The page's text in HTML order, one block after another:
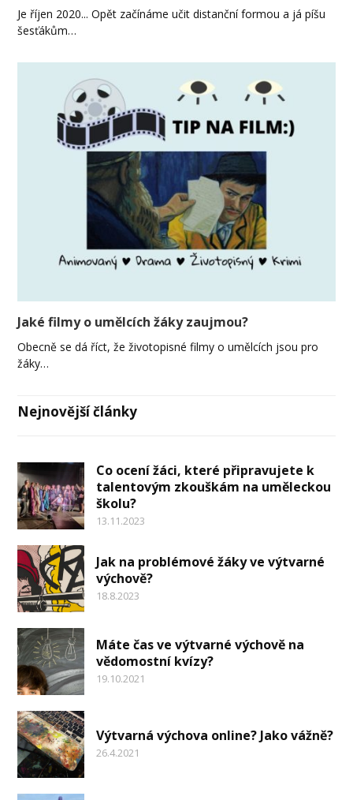
Je říjen 2020... Opět začínáme učit distanční formou a já píšu
šesťákům…
Jaké filmy o umělcích žáky zaujmou?
Obecně se dá říct, že životopisné filmy o umělcích jsou pro
žáky…
Nejnovější články
Co ocení žáci, které připravujete k
talentovým zkouškám na uměleckou
školu?
13.11.2023
Jak na problémové žáky ve výtvarné
výchově?
18.8.2023
Máte čas ve výtvarné výchově na
vědomostní kvízy?
19.10.2021
Výtvarná výchova online? Jako vážně?
26.4.2021